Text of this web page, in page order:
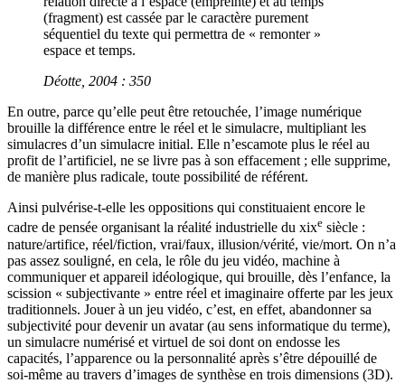
(fragment) est cassée par le caractère purement
séquentiel du texte qui permettra de « remonter »
espace et temps.
Déotte, 2004 : 350
En outre, parce qu’elle peut être retouchée, l’image numérique
brouille la différence entre le réel et le simulacre, multipliant les
simulacres d’un simulacre initial. Elle n’escamote plus le réel au
profit de l’artificiel, ne se livre pas à son effacement ; elle supprime,
de manière plus radicale, toute possibilité de référent.
Ainsi pulvérise-t-elle les oppositions qui constituaient encore le
cadre de pensée organisant la réalité industrielle du xixe siècle :
nature/artifice, réel/fiction, vrai/faux, illusion/vérité, vie/mort. On n’a
pas assez souligné, en cela, le rôle du jeu vidéo, machine à
communiquer et appareil idéologique, qui brouille, dès l’enfance, la
scission « subjectivante » entre réel et imaginaire offerte par les jeux
traditionnels. Jouer à un jeu vidéo, c’est, en effet, abandonner sa
subjectivité pour devenir un avatar (au sens informatique du terme),
un simulacre numérisé et virtuel de soi dont on endosse les
capacités, l’apparence ou la personnalité après s’être dépouillé de
soi-même au travers d’images de synthèse en trois dimensions (3D).